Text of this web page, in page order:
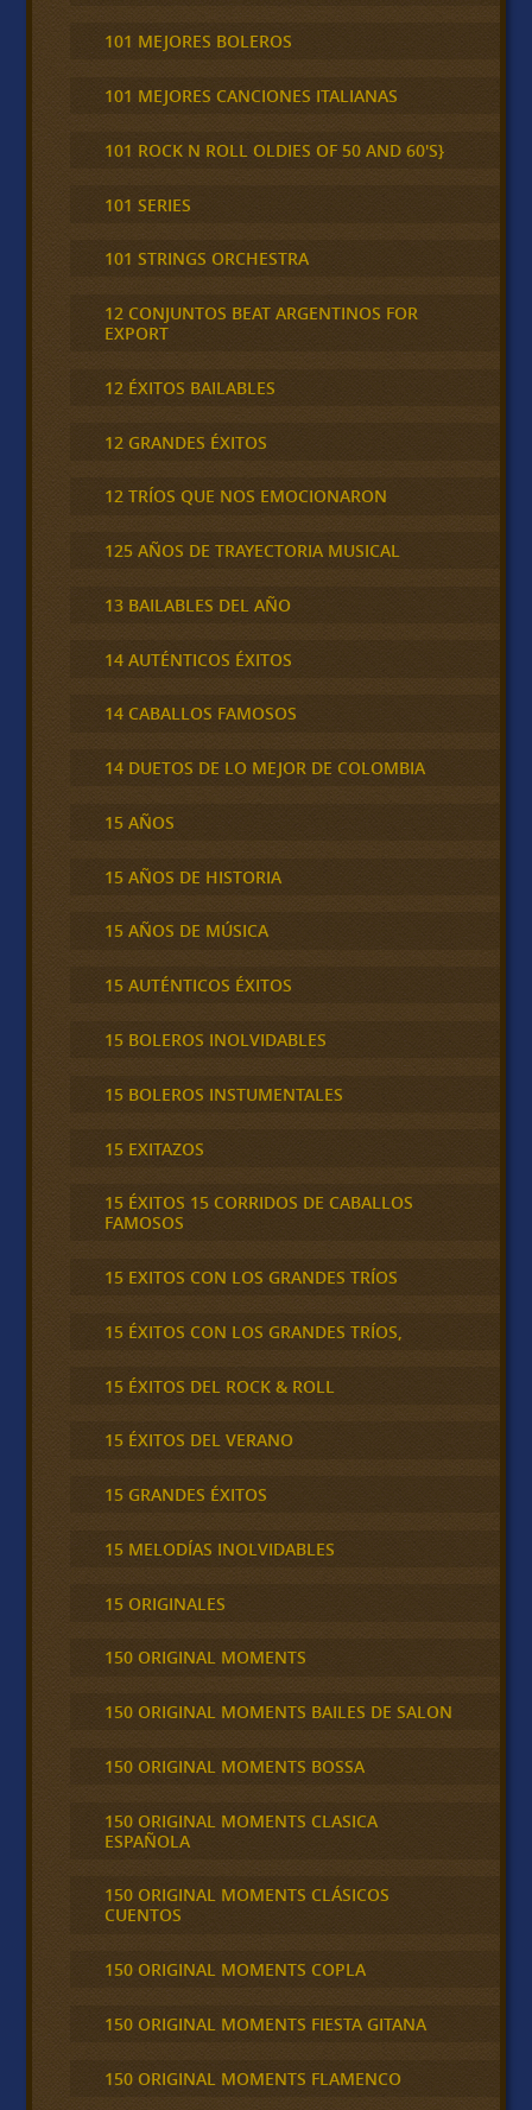
101 MEJORES BOLEROS
101 MEJORES CANCIONES ITALIANAS
101 ROCK N ROLL OLDIES OF 50 AND 60'S}
101 SERIES
101 STRINGS ORCHESTRA
12 CONJUNTOS BEAT ARGENTINOS FOR
EXPORT
12 ÉXITOS BAILABLES
12 GRANDES ÉXITOS
12 TRÍOS QUE NOS EMOCIONARON
125 AÑOS DE TRAYECTORIA MUSICAL
13 BAILABLES DEL AÑO
14 AUTÉNTICOS ÉXITOS
14 CABALLOS FAMOSOS
14 DUETOS DE LO MEJOR DE COLOMBIA
15 AÑOS
15 AÑOS DE HISTORIA
15 AÑOS DE MÚSICA
15 AUTÉNTICOS ÉXITOS
15 BOLEROS INOLVIDABLES
15 BOLEROS INSTUMENTALES
15 EXITAZOS
15 ÉXITOS 15 CORRIDOS DE CABALLOS
FAMOSOS
15 EXITOS CON LOS GRANDES TRÍOS
15 ÉXITOS CON LOS GRANDES TRÍOS,
15 ÉXITOS DEL ROCK & ROLL
15 ÉXITOS DEL VERANO
15 GRANDES ÉXITOS
15 MELODÍAS INOLVIDABLES
15 ORIGINALES
150 ORIGINAL MOMENTS
150 ORIGINAL MOMENTS BAILES DE SALON
150 ORIGINAL MOMENTS BOSSA
150 ORIGINAL MOMENTS CLASICA
ESPAÑOLA
150 ORIGINAL MOMENTS CLÁSICOS
CUENTOS
150 ORIGINAL MOMENTS COPLA
150 ORIGINAL MOMENTS FIESTA GITANA
150 ORIGINAL MOMENTS FLAMENCO